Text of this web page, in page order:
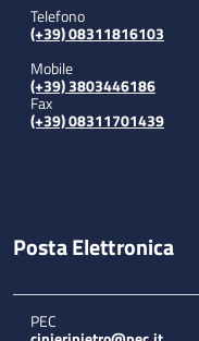
Telefono
(+39) 08311816103
Mobile
(+39) 3803446186
Fax
(+39) 08311701439
Posta Elettronica
PEC